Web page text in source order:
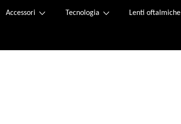
Accessori Tecnologia Lenti oftalmiche